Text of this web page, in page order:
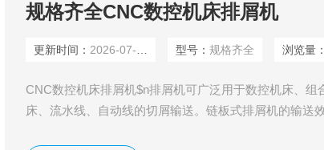
规格齐全CNC数控机床排屑机
更新时间： 2026-07-15 型号：规格齐全 浏览量
CNC数控机床排屑机$n排屑机可广泛用于数控机床、组
床、流水线、自动线的切屑输送。链板式排屑机的输送